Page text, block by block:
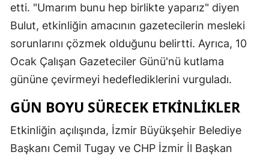
etti. "Umarım bunu hep birlikte yaparız" diyen
Bulut, etkinliğin amacının gazetecilerin mesleki
sorunlarını çözmek olduğunu belirtti. Ayrıca, 10
Ocak Çalışan Gazeteciler Günü'nü kutlama
gününe çevirmeyi hedeflediklerini vurguladı.
GÜN BOYU SÜRECEK ETKINLIKLER
Etkinliğin açılışında, İzmir Büyükşehir Belediye
Başkanı Cemil Tugay ve CHP İzmir İl Başkan